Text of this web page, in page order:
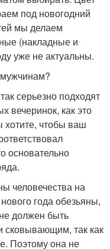
под новогодний
мы делаем
(накладные и
уже не актуальны.
серьезно подходят
вечеринок, как это
чтобы ваш
основательно
человечества на
года обезьяны,
должен быть
так как
Поэтому она не